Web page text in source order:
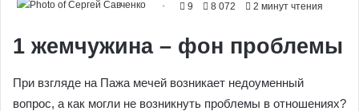
9 8 072 2 минут чтения
1 жемчужина – фон проблемы
При взгляде на Пажа мечей возникает недоуменный
вопрос, а как могли не возникнуть проблемы в отношениях?